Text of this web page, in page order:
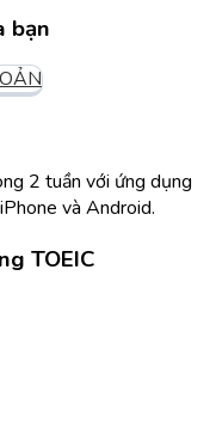
bạn
2 tuần với ứng dụng
và Android.
TOEIC